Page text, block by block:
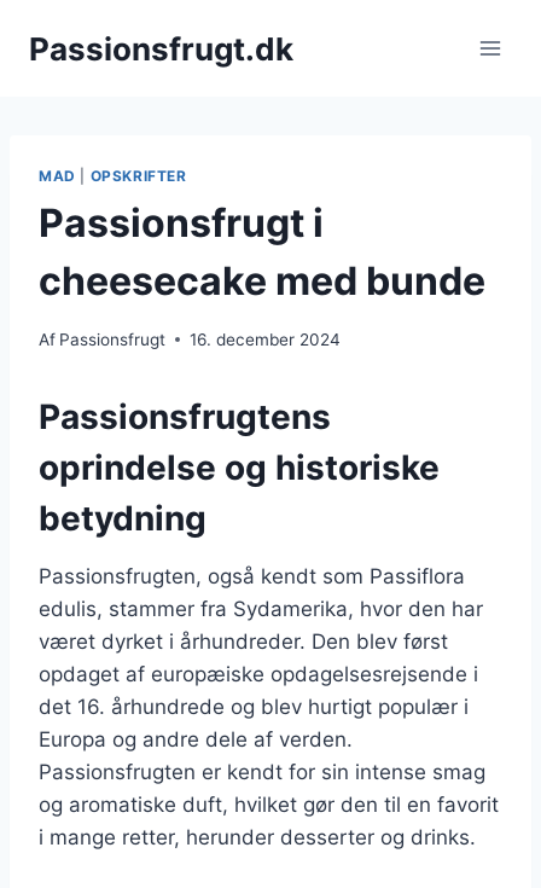
Passionsfrugt.dk
MAD OPSKRIFTER
Passionsfrugt i
cheesecake med bunde
Af Passionsfrugt 16. december 2024
Passionsfrugtens
oprindelse og historiske
betydning
Passionsfrugten, også kendt som Passiflora
edulis, stammer fra Sydamerika, hvor den har
været dyrket i århundreder. Den blev først
opdaget af europæiske opdagelsesrejsende i
det 16. århundrede og blev hurtigt populær i
Europa og andre dele af verden.
Passionsfrugten er kendt for sin intense smag
og aromatiske duft, hvilket gør den til en favorit
i mange retter, herunder desserter og drinks.